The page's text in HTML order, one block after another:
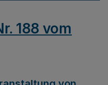
188 vom